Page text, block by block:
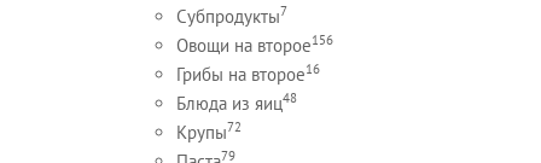
Субпродукты7
Овощи на второе156
Грибы на второе16
Блюда из яиц48
Крупы72
79